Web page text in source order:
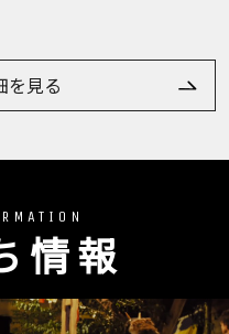
を見る
情報